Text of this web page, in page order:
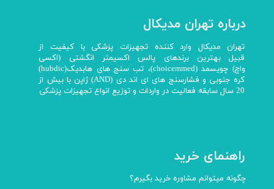
درباره تهران مدیکال
تهران مدیکال وارد کننده تجهیزات پزشکی با کیفیت از
قبیل بهترین برندهای پالس اکسیمتر انگشتی (اکسی
واچ) چویسمد (choicemmed)، تب سنج های هابدیک(hubdic)
کره جنوبی و فشارسنج های ای اند دی (AND) ژاپن با بیش از
20 سال سابقه فعالیت در واردات و توزیع انواع تجهیزات پزشکی
راهنمای خرید
چگونه میتوانم مشاوره خرید بگیرم؟